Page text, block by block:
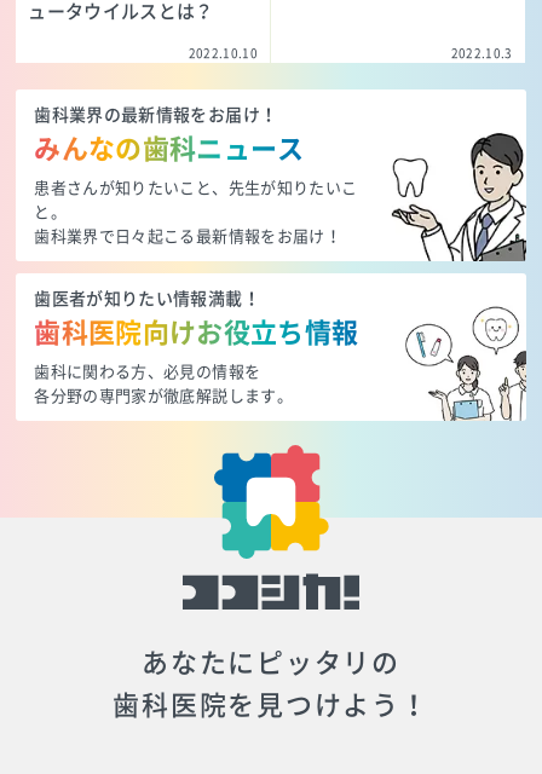
ュータウイルスとは？
2022.10.10 2022.10.3
歯科業界の最新情報をお届け！
みんなの歯科ニュース
患者さんが知りたいこと、先生が知りたいこ
と。
歯科業界で日々起こる最新情報をお届け！
歯医者が知りたい情報満載！
歯科医院向けお役立ち情報
歯科に関わる方、必見の情報を
各分野の専門家が徹底解説します。
あなたにピッタリの
歯科医院を見つけよう！